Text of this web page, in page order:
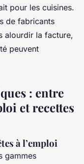
pour les cuisines.
de fabricants
alourdir la facture,
peuvent
: entre
et recettes
à l’emploi
gammes